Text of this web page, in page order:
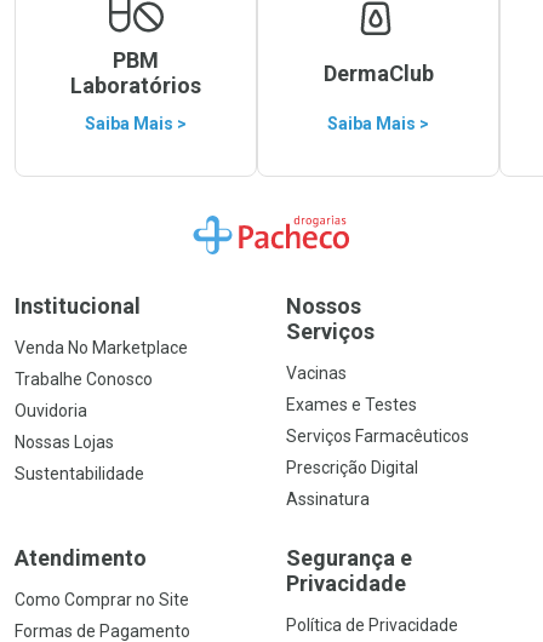
PBM
Laboratórios
Saiba Mais >
DermaClub
Saiba Mais >
Ir para a Home
Institucional
Venda No Marketplace
Trabalhe Conosco
Ouvidoria
Nossas Lojas
Sustentabilidade
Nossos
Serviços
Vacinas
Exames e Testes
Serviços Farmacêuticos
Prescrição Digital
Assinatura
Atendimento
Como Comprar no Site
Formas de Pagamento
Segurança e
Privacidade
Política de Privacidade